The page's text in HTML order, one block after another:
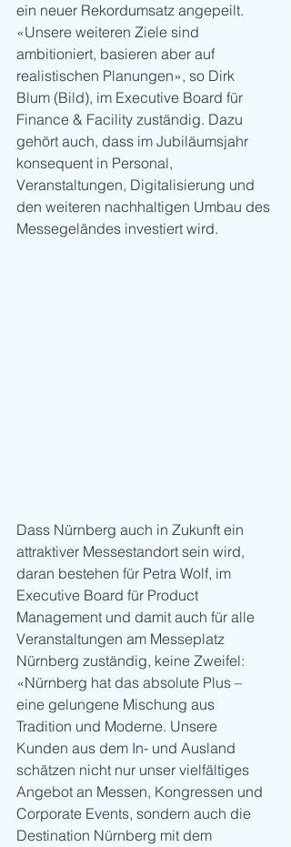
ein neuer Rekordumsatz angepeilt.
«Unsere weiteren Ziele sind
ambitioniert, basieren aber auf
realistischen Planungen», so Dirk
Blum (Bild), im Executive Board für
Finance & Facility zuständig. Dazu
gehört auch, dass im Jubiläumsjahr
konsequent in Personal,
Veranstaltungen, Digitalisierung und
den weiteren nachhaltigen Umbau des
Messegeländes investiert wird.
Dass Nürnberg auch in Zukunft ein
attraktiver Messestandort sein wird,
daran bestehen für Petra Wolf, im
Executive Board für Product
Management und damit auch für alle
Veranstaltungen am Messeplatz
Nürnberg zuständig, keine Zweifel:
«Nürnberg hat das absolute Plus –
eine gelungene Mischung aus
Tradition und Moderne. Unsere
Kunden aus dem In- und Ausland
schätzen nicht nur unser vielfältiges
Angebot an Messen, Kongressen und
Corporate Events, sondern auch die
Destination Nürnberg mit dem